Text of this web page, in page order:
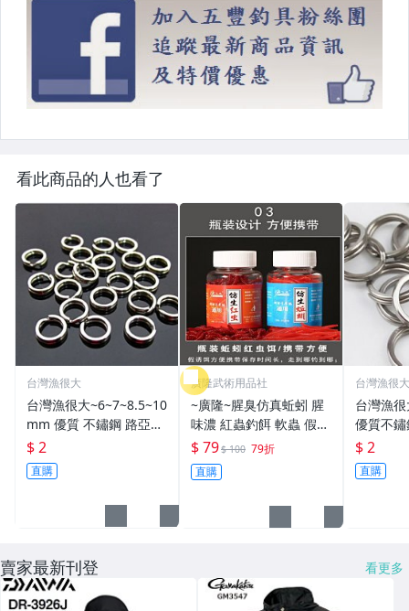
看此商品的人也看了
台灣漁很大
台灣漁很大~6~7~8.5~10
mm 優質 不鏽鋼 路亞環
S型開口 扁平 打扁 打平
$ 2
直購
廣隆武術用品社
~廣隆~腥臭仿真蚯蚓 腥
味濃 紅蟲釣餌 軟蟲 假蚯
蚓 海魚餌 紅蟲 路亞餌
假餌 誘餌 仿生餌 擬餌
路亞軟餌
$ 79$ 100 79折
直購
台灣漁很大
台灣漁
優質不
平 打扁 打平
雙環 路亞
路亞環
$ 2
直購
賣家最新刊登 看更多